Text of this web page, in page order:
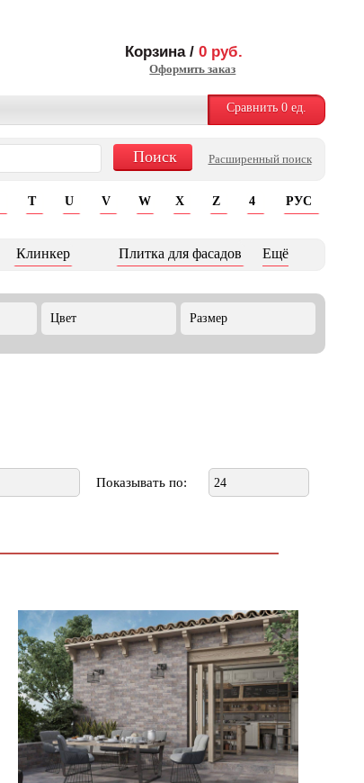
Корзина /0 руб.
Оформить заказ
Сравнить 0ед.
Расширенный поиск
T U V W X Z 4 РУС
Клинкер Плитка для фасадов Ещё
Цвет Размер
Показывать по: 24